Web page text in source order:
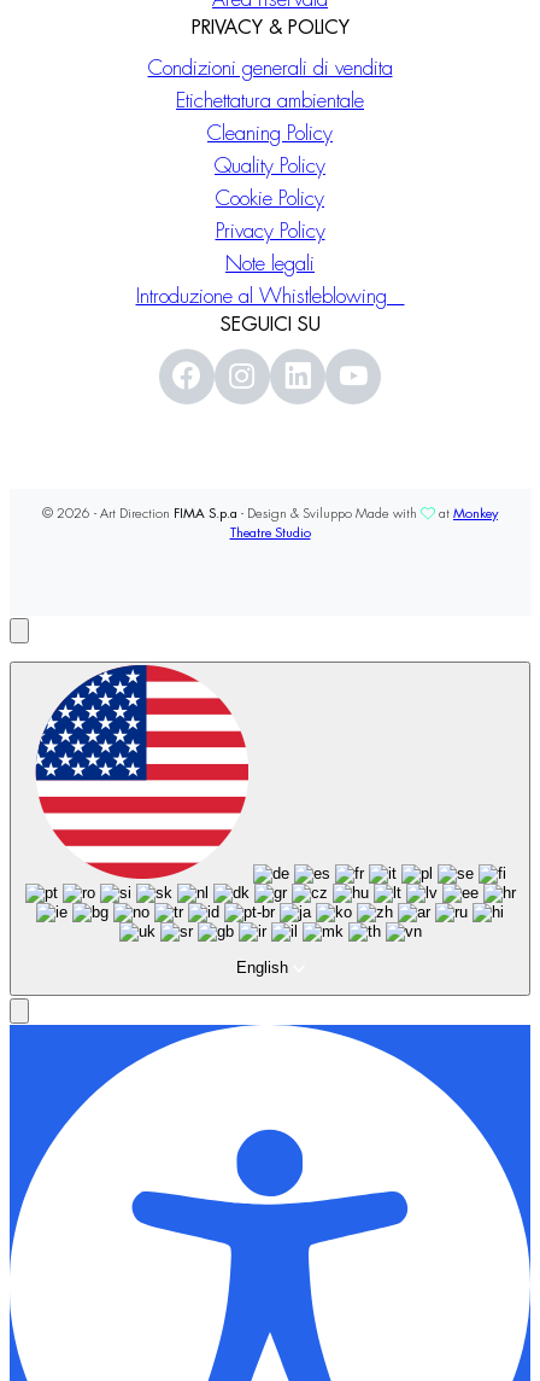
PRIVACY & POLICY
Condizioni generali di vendita
Etichettatura ambientale
Cleaning Policy
Quality Policy
Cookie Policy
Privacy Policy
Note legali
Introduzione al Whistleblowing
SEGUICI SU
© 2026 - Art Direction FIMA S.p.a - Design & Sviluppo Made with at Monkey
Theatre Studio
English